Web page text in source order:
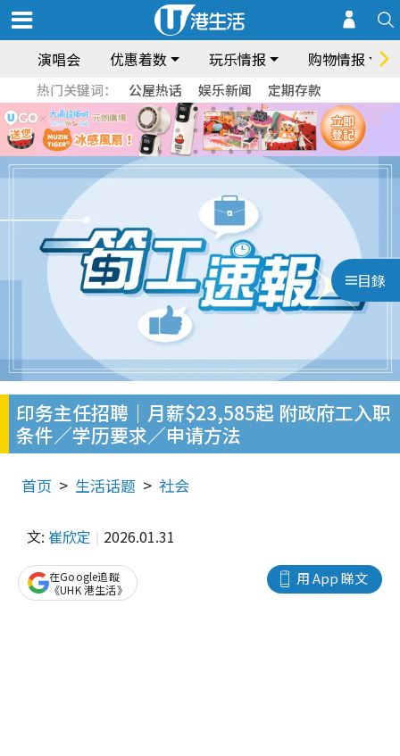
演唱会 优惠着数 玩乐情报 购物情报
热门关键词： 公屋热话 娱乐新闻 定期存款
目錄
印务主任招聘｜月薪$23,585起 附政府工入职
条件／学历要求／申请方法
首页 生活话题 社会
文: 崔欣定 2026.01.31
用 App 睇文
在Google追蹤
《UHK 港生活》